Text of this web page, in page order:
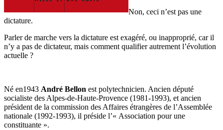
Non, ceci n’est pas une
dictature.
Parler de marche vers la dictature est exagéré, ou inapproprié, car il
n’y a pas de dictateur, mais comment qualifier autrement l’évolution
actuelle ?
Né en1943 André Bellon est polytechnicien. Ancien député
socialiste des Alpes-de-Haute-Provence (1981-1993), et ancien
président de la commission des Affaires étrangères de l’Assemblée
nationale (1992-1993), il préside l’« Association pour une
constituante ».